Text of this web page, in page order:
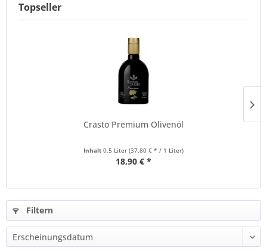
Topseller
Crasto Premium Olivenöl
Inhalt 0.5 Liter (37,80 € * / 1 Liter)
18,90 € *
Filtern